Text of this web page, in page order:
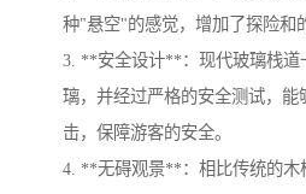
种"悬空"的感觉，增加了探险和
3. **安全设计**：现代玻璃栈道
璃，并经过严格的安全测试，能
击，保障游客的安全。
4. **无碍观景**：相比传统的木